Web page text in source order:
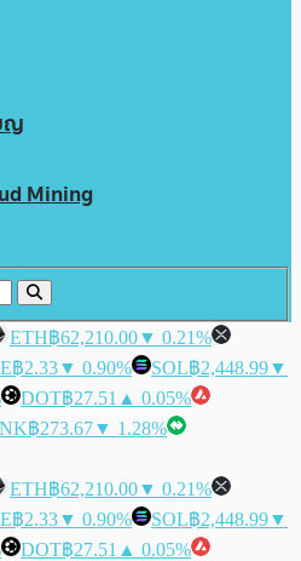
ญ
Mining
ETH฿62,210.00▼ 0.21%
฿2.33▼ 0.90% SOL฿2,448.99▼
DOT฿27.51 ▲ 0.05%
฿273.67▼ 1.28%
ETH฿62,210.00▼ 0.21%
฿2.33▼ 0.90% SOL฿2,448.99▼
DOT฿27.51 ▲ 0.05%